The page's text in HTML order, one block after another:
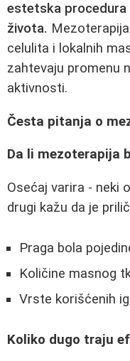
estetska procedura
života.
celulita i lokalnih
zahtevaju promenu
aktivnosti.
Česta pitanja o
Da li mezoterapija
Osećaj varira - neki
drugi kažu da je
Praga bola
Količine masnog
Vrste korišćenih
Koliko dugo traju